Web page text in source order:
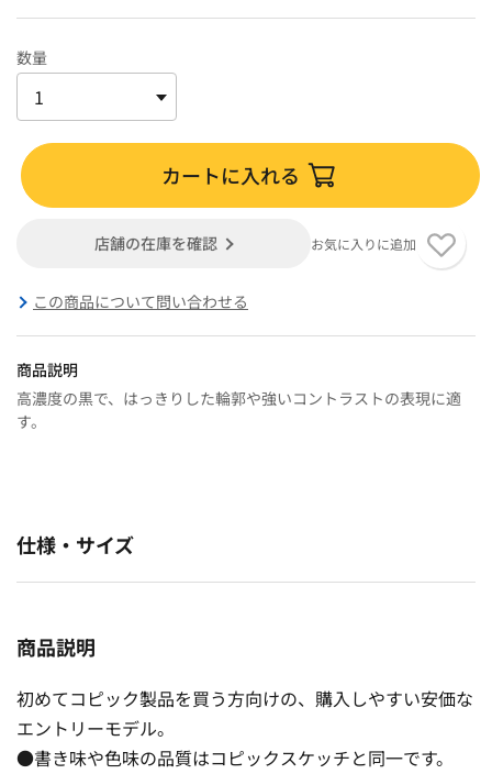
数量
カートに入れる
店舗の在庫を確認 お気に入りに追加
この商品について問い合わせる
商品説明
高濃度の黒で、はっきりした輪郭や強いコントラストの表現に適
す。
仕様・サイズ
商品説明
初めてコピック製品を買う方向けの、購入しやすい安価な
エントリーモデル。
●書き味や色味の品質はコピックスケッチと同一です。